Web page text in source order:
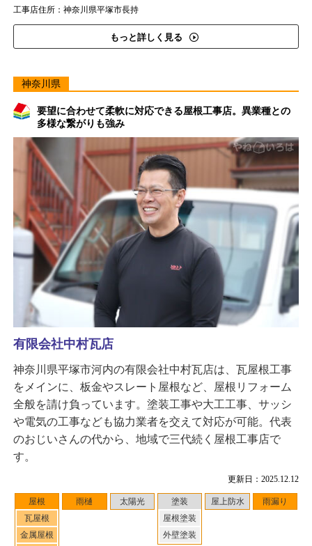
工事店住所：神奈川県平塚市長持
もっと詳しく見る
神奈川県
要望に合わせて柔軟に対応できる屋根工事店。異業種との
多様な繋がりも強み
更新日：2025.12.12
屋根
瓦屋根
金属屋根
雨樋 太陽光
塗装
屋根塗装
外壁塗装
屋上防水 雨漏り
有限会社中村瓦店
神奈川県平塚市河内の有限会社中村瓦店は、瓦屋根工事
をメインに、板金やスレート屋根など、屋根リフォーム
全般を請け負っています。塗装工事や大工工事、サッシ
や電気の工事なども協力業者を交えて対応が可能。代表
のおじいさんの代から、地域で三代続く屋根工事店で
す。